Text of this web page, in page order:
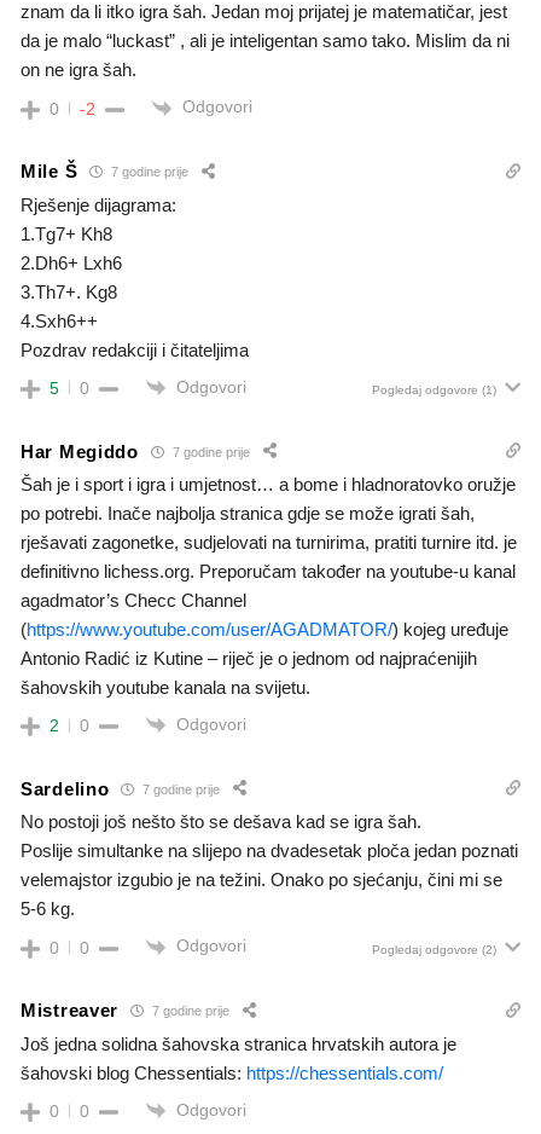
znam da li itko igra šah. Jedan moj prijatej je matematičar, jest
da je malo “luckast” , ali je inteligentan samo tako. Mislim da ni
on ne igra šah.
0 -2 Odgovori
Mile Š 7 godine prije
Rješenje dijagrama:
1.Tg7+ Kh8
2.Dh6+ Lxh6
3.Th7+. Kg8
4.Sxh6++
Pozdrav redakciji i čitateljima
5 0 Odgovori Pogledaj odgovore (1)
Har Megiddo 7 godine prije
Šah je i sport i igra i umjetnost… a bome i hladnoratovko oružje
po potrebi. Inače najbolja stranica gdje se može igrati šah,
rješavati zagonetke, sudjelovati na turnirima, pratiti turnire itd. je
definitivno lichess.org. Preporučam također na youtube-u kanal
agadmator’s Checc Channel
(https://www.youtube.com/user/AGADMATOR/) kojeg uređuje
Antonio Radić iz Kutine – riječ je o jednom od najpraćenijih
šahovskih youtube kanala na svijetu.
2 0 Odgovori
Sardelino 7 godine prije
No postoji još nešto što se dešava kad se igra šah.
Poslije simultanke na slijepo na dvadesetak ploča jedan poznati
velemajstor izgubio je na težini. Onako po sjećanju, čini mi se
5-6 kg.
0 0 Odgovori Pogledaj odgovore (2)
Mistreaver 7 godine prije
Još jedna solidna šahovska stranica hrvatskih autora je
šahovski blog Chessentials: https://chessentials.com/
0 0 Odgovori